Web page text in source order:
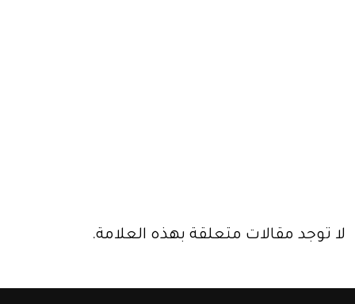
لا توجد مقالات متعلقة بهذه العلامة.